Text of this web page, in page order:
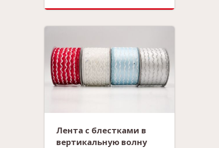
Лента с блестками в
вертикальную волну